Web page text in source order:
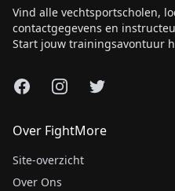
Vind alle vechtsportscholen,
contactgegevens en
Start jouw trainingsavontuur
FacebookInstagram
X
Over FightMore
Site-overzicht
Over Ons